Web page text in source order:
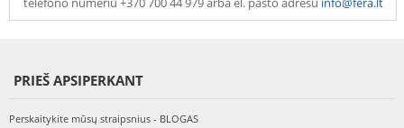
PRIEŠ APSIPERKANT
Perskaitykite mūsų straipsnius - BLOGAS